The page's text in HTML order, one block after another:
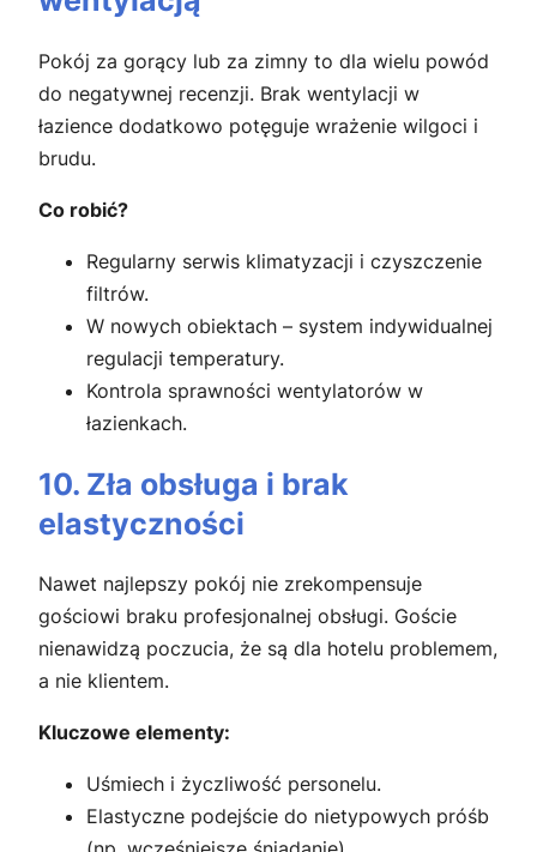
Pokój za gorący lub za zimny to dla wielu powód
do negatywnej recenzji. Brak wentylacji w
łazience dodatkowo potęguje wrażenie wilgoci i
brudu.
Co robić?
Regularny serwis klimatyzacji i czyszczenie
filtrów.
W nowych obiektach – system indywidualnej
regulacji temperatury.
Kontrola sprawności wentylatorów w
łazienkach.
10. Zła obsługa i brak
elastyczności
Nawet najlepszy pokój nie zrekompensuje
gościowi braku profesjonalnej obsługi. Goście
nienawidzą poczucia, że są dla hotelu problemem,
a nie klientem.
Kluczowe elementy:
Uśmiech i życzliwość personelu.
Elastyczne podejście do nietypowych próśb